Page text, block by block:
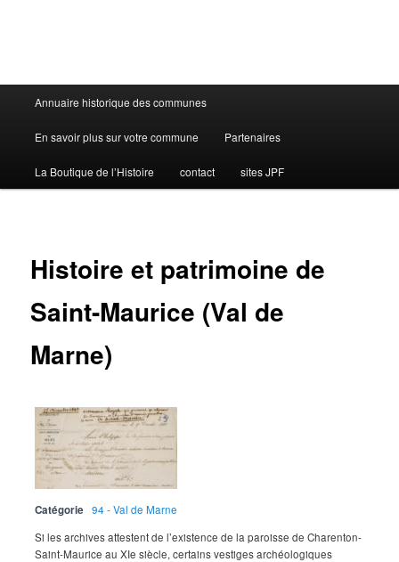
Menu
principal
Annuaire historique des communes
En savoir plus sur votre commune Partenaires
La Boutique de l’Histoire contact sites JPF
Histoire et patrimoine de
Saint-Maurice (Val de
Marne)
Catégorie
94 - Val de Marne
Si les archives attestent de l’existence de la paroisse de Charenton-
Saint-Maurice au XIe siècle, certains vestiges archéologiques